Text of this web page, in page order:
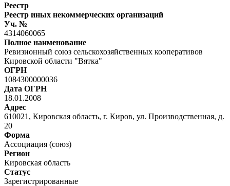
Реестр
Реестр иных некоммерческих организаций
Уч. №
4314060065
Полное наименование
Ревизионный союз сельскохозяйственных кооперативов
Кировской области "Вятка"
ОГРН
1084300000036
Дата ОГРН
18.01.2008
Адрес
610021, Кировская область, г. Киров, ул. Производственная, д.
20
Форма
Ассоциация (союз)
Регион
Кировская область
Статус
Зарегистрированные